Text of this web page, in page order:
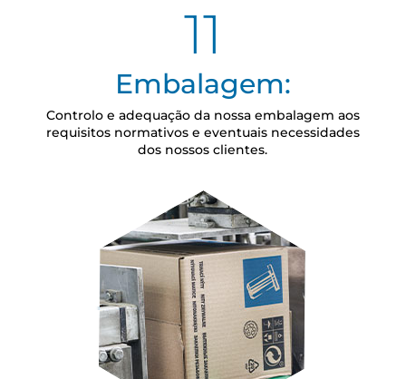
11
Embalagem:
Controlo e adequação da nossa embalagem aos
requisitos normativos e eventuais necessidades
dos nossos clientes.